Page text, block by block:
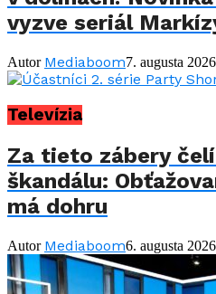
vyzve seriál
Autor Mediaboom7. augusta 2026
Televízia
Za tieto zábery
škandálu:
má dohru
Autor Mediaboom6. augusta 2026